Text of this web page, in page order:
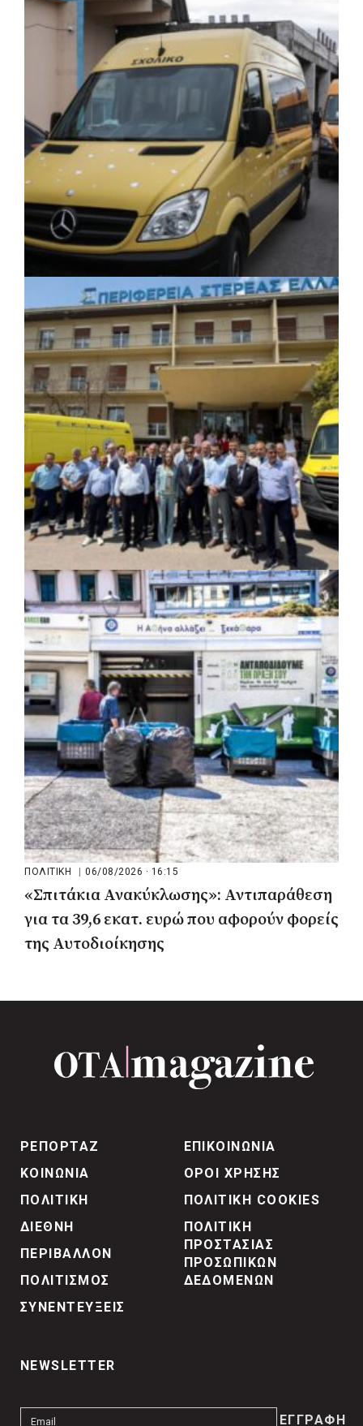
Δήμος Ηλιούπολης: Εργασίες
αναβάθμισης στα αθλητικά κέντρα ενόψει
της νέας χρονιάς
06/08/2026 · 17:08
Περιφέρεια Κεντρικής Μακεδονίας: Λύση
για τη μεταφορά 16.500 μαθητών
ΚΟΙΝΩΝΙΑ | 06/08/2026 · 17:01
Περιφέρεια Στερεάς Ελλάδας: Ενίσχυση
του ΕΣΥ με 34 νέα ασθενοφόρα από
πόρους του ΕΣΠΑ
ΠΟΛΙΤΙΚΗ 06/08/2026 · 16:15
«Σπιτάκια Ανακύκλωσης»: Αντιπαράθεση
για τα 39,6 εκατ. ευρώ που αφορούν φορείς
της Αυτοδιοίκησης
ΡΕΠΟΡΤΑΖ
ΚΟΙΝΩΝΙΑ
ΠΟΛΙΤΙΚΗ
ΔΙΕΘΝΗ
ΠΕΡΙΒΑΛΛΟΝ
ΠΟΛΙΤΙΣΜΟΣ
ΣΥΝΕΝΤΕΥΞΕΙΣ
ΕΠΙΚΟΙΝΩΝΙΑ
ΟΡΟΙ ΧΡΗΣΗΣ
ΠΟΛΙΤΙΚΗ COOKIES
ΠΟΛΙΤΙΚΗ
ΠΡΟΣΤΑΣΙΑΣ
ΠΡΟΣΩΠΙΚΩΝ
ΔΕΔΟΜΕΝΩΝ
NEWSLETTER